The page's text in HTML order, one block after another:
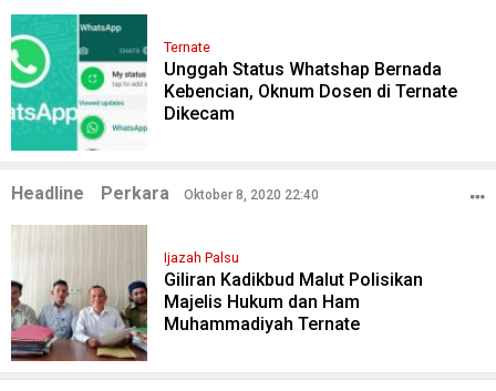
Ternate
Unggah Status Whatshap Bernada
Kebencian, Oknum Dosen di Ternate
Dikecam
Headline Perkara Oktober 8, 2020 22:40
Ijazah Palsu
Giliran Kadikbud Malut Polisikan
Majelis Hukum dan Ham
Muhammadiyah Ternate